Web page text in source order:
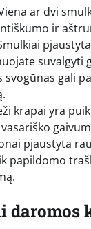
ar dvi
ir
suvalgyti
svogūnas gali
krapai yra
pjaustyta
papildomo
daromos